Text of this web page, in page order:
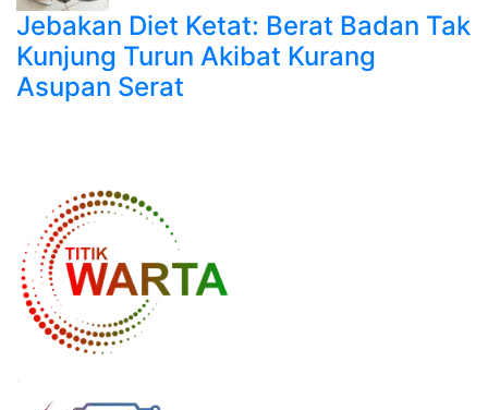
Jebakan Diet Ketat: Berat Badan Tak
Kunjung Turun Akibat Kurang
Asupan Serat